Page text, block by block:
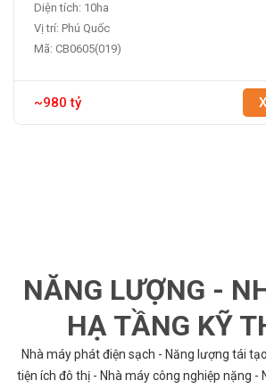
Diện tích: 10ha
Vị trí: Phú Quốc
Mã: CB0605(019)
~980 tỷ
NĂNG LƯỢNG -
HẠ TẦNG KỸ
Nhà máy phát điện sạch - Năng lượng tái
tiện ích đô thị - Nhà máy công nghiệp nặng -